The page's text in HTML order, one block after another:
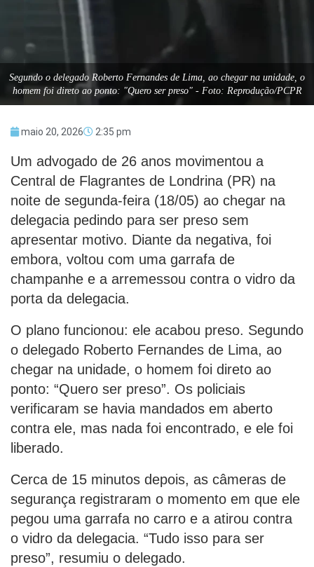
Segundo o delegado Roberto Fernandes de Lima, ao chegar na unidade, o
homem foi direto ao ponto: "Quero ser preso" - Foto: Reprodução/PCPR
maio 20, 2026 2:35 pm
Um advogado de 26 anos movimentou a
Central de Flagrantes de Londrina (PR) na
noite de segunda-feira (18/05) ao chegar na
delegacia pedindo para ser preso sem
apresentar motivo. Diante da negativa, foi
embora, voltou com uma garrafa de
champanhe e a arremessou contra o vidro da
porta da delegacia.
O plano funcionou: ele acabou preso. Segundo
o delegado Roberto Fernandes de Lima, ao
chegar na unidade, o homem foi direto ao
ponto: “Quero ser preso”. Os policiais
verificaram se havia mandados em aberto
contra ele, mas nada foi encontrado, e ele foi
liberado.
Cerca de 15 minutos depois, as câmeras de
segurança registraram o momento em que ele
pegou uma garrafa no carro e a atirou contra
o vidro da delegacia. “Tudo isso para ser
preso”, resumiu o delegado.